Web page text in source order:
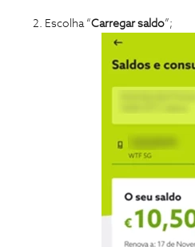
Escolha “Carregar saldo”;